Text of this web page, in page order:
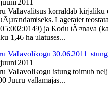
2011
Vallavalitsus korraldab kirjaliku
Lageraiet
ja Kodu tÃ¤nava
1,46 ha ulatuses...
Vallavolikogu 30.06.2011 istung
2011
Vallavolikogu istung toimub
Juuru vallamajas...